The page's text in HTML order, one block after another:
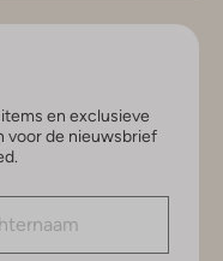
en exclusieve
voor de nieuwsbrief